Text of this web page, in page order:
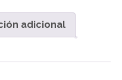
adicional